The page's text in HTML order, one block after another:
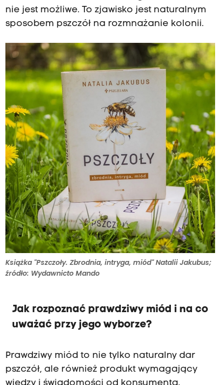
nie jest możliwe. To zjawisko jest naturalnym
sposobem pszczół na rozmnażanie kolonii.
Książka "Pszczoły. Zbrodnia, intryga, miód" Natalii Jakubus;
źródło: Wydawnicto Mando
Jak rozpoznać prawdziwy miód i na co
uważać przy jego wyborze?
Prawdziwy miód to nie tylko naturalny dar
pszczół, ale również produkt wymagający